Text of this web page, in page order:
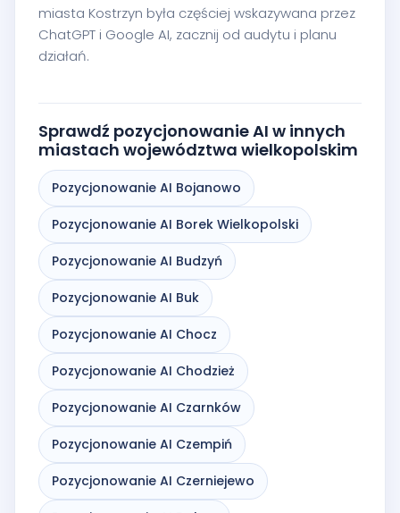
miasta Kostrzyn była częściej wskazywana przez
ChatGPT i Google AI, zacznij od audytu i planu
działań.
Sprawdź pozycjonowanie AI w innych
miastach województwa wielkopolskim
Pozycjonowanie AI Bojanowo
Pozycjonowanie AI Borek Wielkopolski
Pozycjonowanie AI Budzyń
Pozycjonowanie AI Buk
Pozycjonowanie AI Chocz
Pozycjonowanie AI Chodzież
Pozycjonowanie AI Czarnków
Pozycjonowanie AI Czempiń
Pozycjonowanie AI Czerniejewo